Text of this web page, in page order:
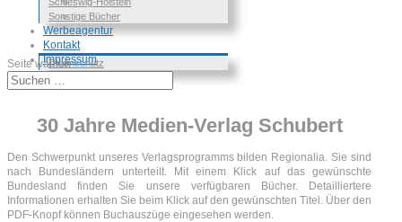
Sonstige Bücher
Werbeagentur
Kontakt
Impressum
Datenschutz
Seite wählen
30 Jahre Medien-Verlag Schubert
Den Schwerpunkt unseres Verlagsprogramms bilden Regionalia. Sie sind
nach Bundesländern unterteilt. Mit einem Klick auf das gewünschte
Bundesland finden Sie unsere verfügbaren Bücher. Detailliertere
Informationen erhalten Sie beim Klick auf den gewünschten Titel. Über den
PDF-Knopf können Buchauszüge eingesehen werden.